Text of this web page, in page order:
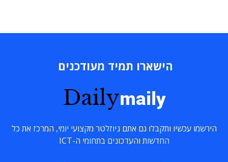
הישארו תמיד מעודכנים
Dailymaily
הירשמו עכשיו ותקבלו גם אתם ניוזלטר מקצועי יומי, המרכז את כל
החדשות והעדכונים בתחומי ה-ICT